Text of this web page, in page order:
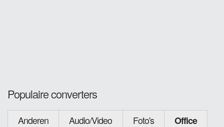
Populaire converters
Anderen Audio/Video Foto's Office